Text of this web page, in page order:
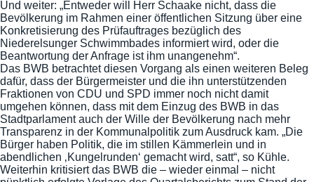
Und weiter: „Entweder will Herr Schaake nicht, dass die
Bevölkerung im Rahmen einer öffentlichen Sitzung über eine
Konkretisierung des Prüfauftrages bezüglich des
Niederelsunger Schwimmbades informiert wird, oder die
Beantwortung der Anfrage ist ihm unangenehm“.
Das BWB betrachtet diesen Vorgang als einen weiteren Beleg
dafür, dass der Bürgermeister und die ihn unterstützenden
Fraktionen von CDU und SPD immer noch nicht damit
umgehen können, dass mit dem Einzug des BWB in das
Stadtparlament auch der Wille der Bevölkerung nach mehr
Transparenz in der Kommunalpolitik zum Ausdruck kam. „Die
Bürger haben Politik, die im stillen Kämmerlein und in
abendlichen ‚Kungelrunden‘ gemacht wird, satt“, so Kühle.
Weiterhin kritisiert das BWB die – wieder einmal – nicht